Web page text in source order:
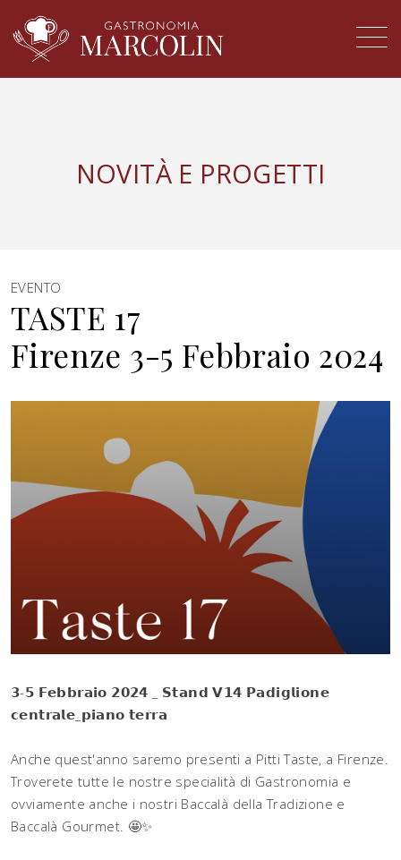
NOVITÀ E PROGETTI
EVENTO
TASTE 17
Firenze 3-5 Febbraio 2024
𝟯-𝟱 𝗙𝗲𝗯𝗯𝗿𝗮𝗶𝗼 𝟮𝟬𝟮𝟰 _ 𝗦𝘁𝗮𝗻𝗱 𝗩𝟭𝟰 𝗣𝗮𝗱𝗶𝗴𝗹𝗶𝗼𝗻𝗲
𝗰𝗲𝗻𝘁𝗿𝗮𝗹𝗲_𝗽𝗶𝗮𝗻𝗼 𝘁𝗲𝗿𝗿𝗮
Anche quest'anno saremo presenti a Pitti Taste, a Firenze.
Troverete tutte le nostre specialità di Gastronomia e
ovviamente anche i nostri Baccalà della Tradizione e
Baccalà Gourmet. 🤩✨